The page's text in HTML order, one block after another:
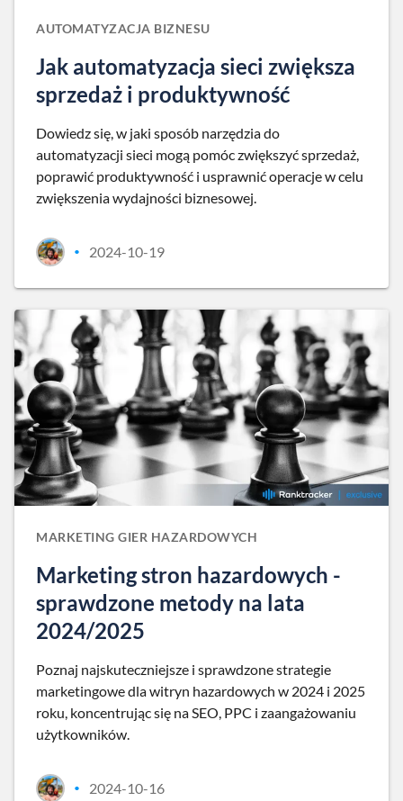
AUTOMATYZACJA BIZNESU
Jak automatyzacja sieci zwiększa
sprzedaż i produktywność
Dowiedz się, w jaki sposób narzędzia do
automatyzacji sieci mogą pomóc zwiększyć sprzedaż,
poprawić produktywność i usprawnić operacje w celu
zwiększenia wydajności biznesowej.
• 2024-10-19
MARKETING GIER HAZARDOWYCH
Marketing stron hazardowych -
sprawdzone metody na lata
2024/2025
Poznaj najskuteczniejsze i sprawdzone strategie
marketingowe dla witryn hazardowych w 2024 i 2025
roku, koncentrując się na SEO, PPC i zaangażowaniu
użytkowników.
• 2024-10-16